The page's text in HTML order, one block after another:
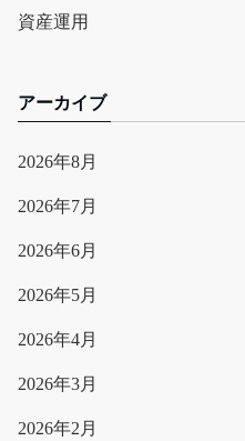
資産運用
アーカイブ
2026年8月
2026年7月
2026年6月
2026年5月
2026年4月
2026年3月
2026年2月